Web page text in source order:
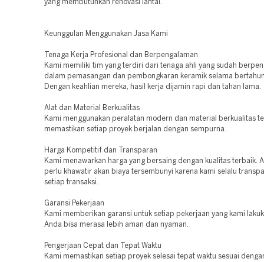
yang membutuhkan renovasi lantai.
Keunggulan Menggunakan Jasa Kami
Tenaga Kerja Profesional dan Berpengalaman
Kami memiliki tim yang terdiri dari tenaga ahli yang sudah
dalam pemasangan dan pembongkaran keramik selama
Dengan keahlian mereka, hasil kerja dijamin rapi dan tahan lama.
Alat dan Material Berkualitas
Kami menggunakan peralatan modern dan material berkualitas
memastikan setiap proyek berjalan dengan sempurna.
Harga Kompetitif dan Transparan
Kami menawarkan harga yang bersaing dengan kualitas terbaik.
perlu khawatir akan biaya tersembunyi karena kami selalu
setiap transaksi.
Garansi Pekerjaan
Kami memberikan garansi untuk setiap pekerjaan yang kami
Anda bisa merasa lebih aman dan nyaman.
Pengerjaan Cepat dan Tepat Waktu
Kami memastikan setiap proyek selesai tepat waktu sesuai